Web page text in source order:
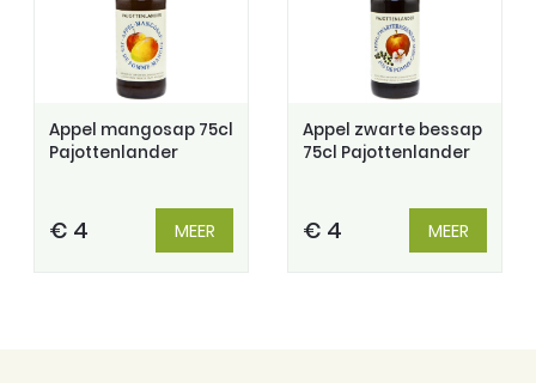
Appel mangosap 75cl
Pajottenlander
€ 4 MEER
Appel zwarte bessap
75cl Pajottenlander
€ 4 MEER